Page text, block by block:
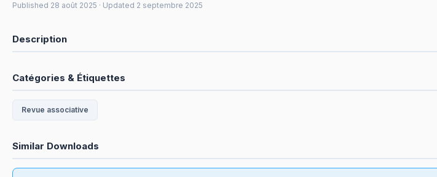
Published 28 août 2025 · Updated 2 septembre 2025
Description
Catégories & Étiquettes
Revue associative
Similar Downloads